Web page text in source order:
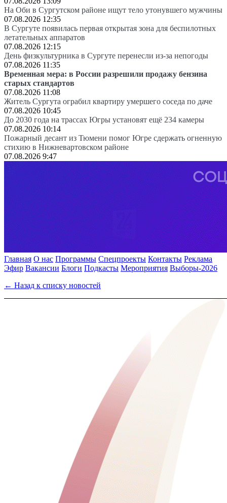
На Оби в Сургутском районе ищут тело утонувшего мужчины
07.08.2026 12:35
В Сургуте появилась первая открытая зона для беспилотных
летательных аппаратов
07.08.2026 12:15
День физкультурника в Сургуте перенесли из-за непогоды
07.08.2026 11:35
Временная мера: в России разрешили продажу бензина
старых стандартов
07.08.2026 11:08
Житель Сургута ограбил квартиру умершего соседа по даче
07.08.2026 10:45
До 2030 года на трассах Югры установят ещё 234 камеры
07.08.2026 10:14
Пожарный десант из Тюмени помог Югре сдержать огненную
стихию в Нижневартовском районе
07.08.2026 9:47
Главная О нас Программы Спецпроекты Контакты Реклама
Эфир Вакансии Блоги Подкасты Мероприятия Выборы-2026
← Назад к списку новостей